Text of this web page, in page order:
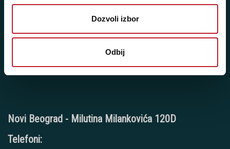
Dozvoli izbor
Odbij
Ponedeljak - Petak: 9:00 - 20:00
Nedelja: Ne radimo
Novi Beograd - Milutina Milankovića 120D
Telefoni: